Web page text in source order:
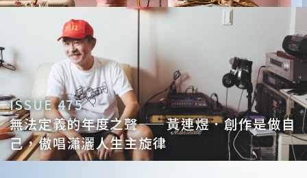
ISSUE 475
無法定義的年度之聲——黃連煜．創作是做自
己，傲唱瀟灑人生主旋律